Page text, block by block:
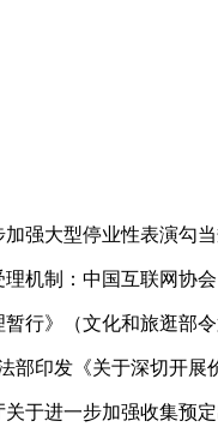
大型停业性表演勾当
制：中国互联网协会
》（文化和旅逛部令
印发《关于深切开展
进一步加强收集预定